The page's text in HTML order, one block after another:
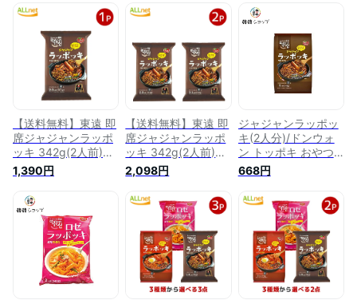
【送料無料】東遠 即
席ジャジャンラッポ
ッキ 342g(2人前)×1
袋 ドンウォン トッ
ポキ おやつ 辛い 韓
国料理 東遠ジャパン
らっぽっき 東遠 屋
台風即席ラッポッキ
ラポッキ コストコ
ラッポッキ
1,390円
【送料無料】東遠 即
席ジャジャンラッポ
ッキ 342g(2人前)×2
袋セット ドンウォン
トッポキ おやつ 辛
い 韓国料理 東遠ジ
ャパン らっぽっき
東遠 屋台風即席ラッ
ポッキ ラポッキ コ
ストコ ラッポッキ
/K13
2,098円
ジャジャンラッポッ
キ(2人分)/ドンウォ
ン トッポキ おやつ
辛い 韓国料理 東遠
ジャパン らっぽっき
東遠 屋台風即席ラッ
ポッキ ラポッキ コ
ストコ ラッポッキ
（8801047416180）
668円